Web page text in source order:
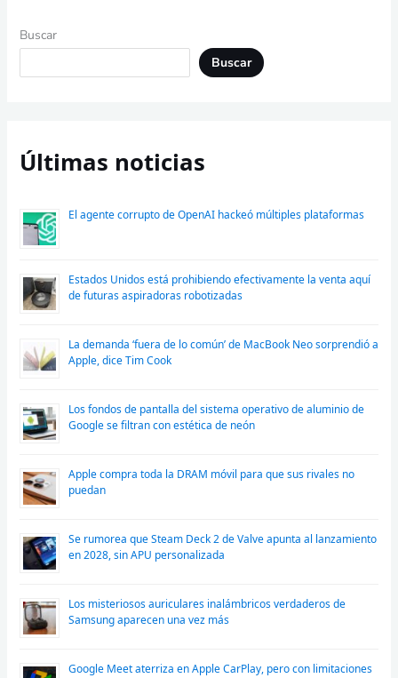
Buscar
Buscar
Últimas noticias
El agente corrupto de OpenAI hackeó múltiples plataformas
Estados Unidos está prohibiendo efectivamente la venta aquí
de futuras aspiradoras robotizadas
La demanda ‘fuera de lo común’ de MacBook Neo sorprendió a
Apple, dice Tim Cook
Los fondos de pantalla del sistema operativo de aluminio de
Google se filtran con estética de neón
Apple compra toda la DRAM móvil para que sus rivales no
puedan
Se rumorea que Steam Deck 2 de Valve apunta al lanzamiento
en 2028, sin APU personalizada
Los misteriosos auriculares inalámbricos verdaderos de
Samsung aparecen una vez más
Google Meet aterriza en Apple CarPlay, pero con limitaciones